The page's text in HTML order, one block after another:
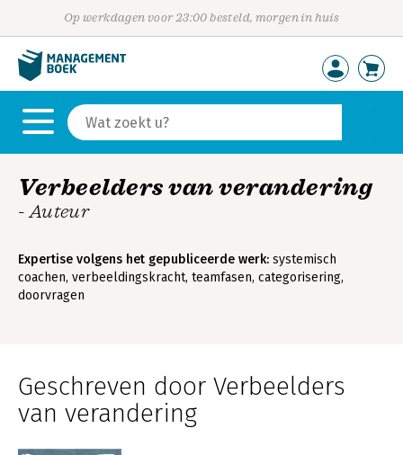
Op werkdagen voor 23:00 besteld, morgen in huis
Verbeelders van verandering
- Auteur
Expertise volgens het gepubliceerde werk: systemisch
coachen, verbeeldingskracht, teamfasen, categorisering,
doorvragen
Geschreven door Verbeelders
van verandering